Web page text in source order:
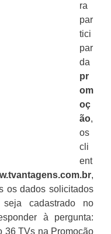
ra
par
tici
par
da
pr
om
oç
ão,
os
cli
ent
,
os dados solicitados
cadastrado no
à pergunta:
36 TVs na Promoção